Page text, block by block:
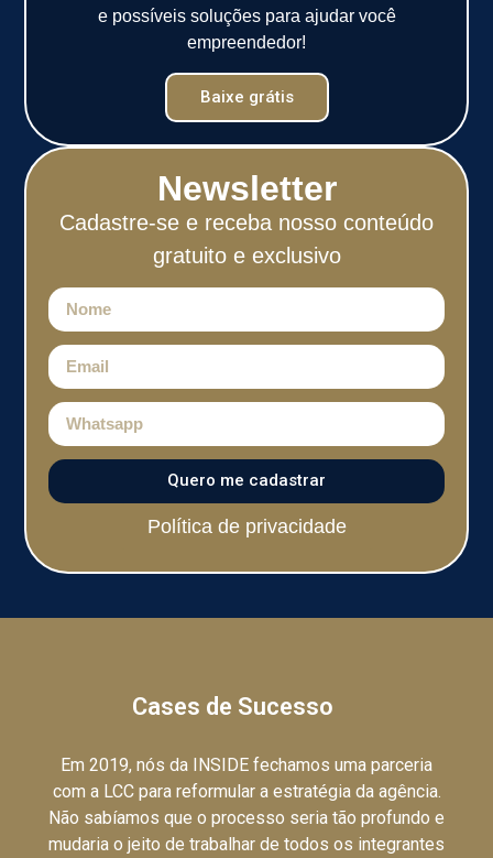
e possíveis soluções para ajudar você
empreendedor!
Baixe grátis
Newsletter
Cadastre-se e receba nosso conteúdo
gratuito e exclusivo
Quero me cadastrar
Política de privacidade
Cases de Sucesso
Em 2019, nós da INSIDE fechamos uma parceria
com a LCC para reformular a estratégia da agência.
Não sabíamos que o processo seria tão profundo e
mudaria o jeito de trabalhar de todos os integrantes